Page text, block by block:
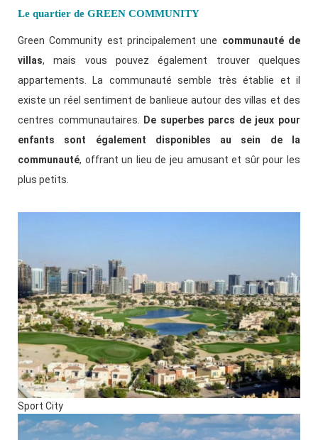
Le quartier de GREEN COMMUNITY
Green Community est principalement une communauté de
villas, mais vous pouvez également trouver quelques
appartements. La communauté semble très établie et il
existe un réel sentiment de banlieue autour des villas et des
centres communautaires.
De superbes parcs de jeux pour
enfants sont également disponibles au sein de la
communauté, offrant un lieu de jeu amusant et sûr pour les
plus petits.
Sport City